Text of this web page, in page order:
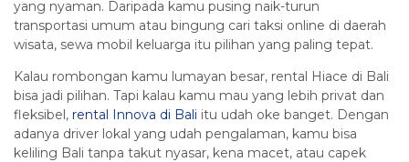
yang nyaman. Daripada kamu pusing naik-turun
transportasi umum atau bingung cari taksi online di daerah
wisata, sewa mobil keluarga itu pilihan yang paling tepat.
Kalau rombongan kamu lumayan besar, rental Hiace di Bali
bisa jadi pilihan. Tapi kalau kamu mau yang lebih privat dan
fleksibel, rental Innova di Bali itu udah oke banget. Dengan
adanya driver lokal yang udah pengalaman, kamu bisa
keliling Bali tanpa takut nyasar, kena macet, atau capek